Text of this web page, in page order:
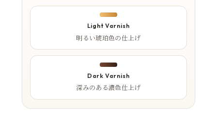
Light Varnish
明るい琥珀色の仕上げ
Dark Varnish
深みのある濃色仕上げ